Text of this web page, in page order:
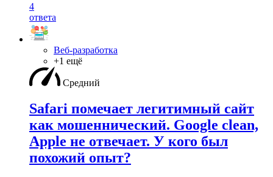
4
ответа
Веб-разработка
+1 ещё
Средний
Safari помечает легитимный сайт
как мошеннический. Google clean,
Apple не отвечает. У кого был
похожий опыт?